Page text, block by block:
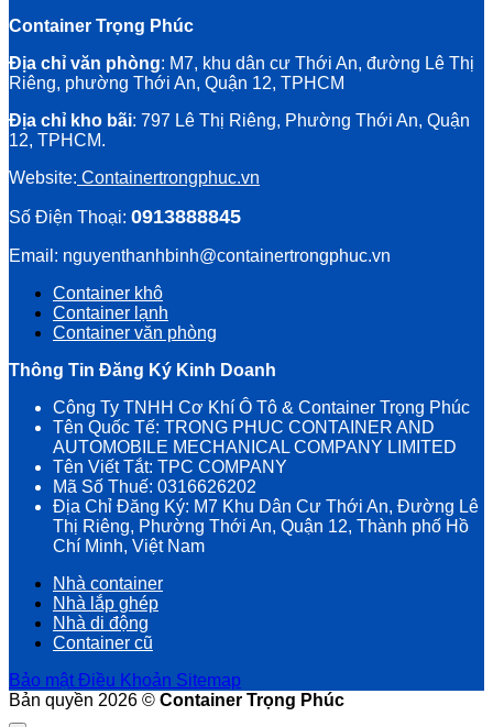
Container Trọng Phúc
Địa chỉ văn phòng: M7, khu dân cư Thới An, đường Lê Thị
Riêng, phường Thới An, Quận 12, TPHCM
Địa chỉ kho bãi: 797 Lê Thị Riêng, Phường Thới An, Quận
12, TPHCM.
Website: Containertrongphuc.vn
Số Điện Thoại: 0913888845
Email: nguyenthanhbinh@containertrongphuc.vn
Container khô
Container lạnh
Container văn phòng
Thông Tin Đăng Ký Kinh Doanh
Công Ty TNHH Cơ Khí Ô Tô & Container Trọng Phúc
Tên Quốc Tế: TRONG PHUC CONTAINER AND
AUTOMOBILE MECHANICAL COMPANY LIMITED
Tên Viết Tắt: TPC COMPANY
Mã Số Thuế: 0316626202
Địa Chỉ Đăng Ký: M7 Khu Dân Cư Thới An, Đường Lê
Thị Riêng, Phường Thới An, Quận 12, Thành phố Hồ
Chí Minh, Việt Nam
Nhà container
Nhà lắp ghép
Nhà di động
Container cũ
Bảo mật Điều Khoản Sitemap
Bản quyền 2026 © Container Trọng Phúc